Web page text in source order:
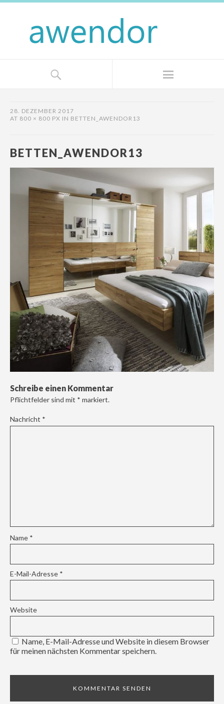
28. DEZEMBER 2017
AT 800 × 800 PX IN BETTEN_AWENDOR13
BETTEN_AWENDOR13
Schreibe einen Kommentar
Pflichtfelder sind mit * markiert.
Nachricht *
Name *
E-Mail-Adresse *
Website
Name, E-Mail-Adresse und Website in diesem Browser
für meinen nächsten Kommentar speichern.